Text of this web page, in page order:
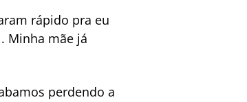
rápido pra eu
Minha mãe já
perdendo a